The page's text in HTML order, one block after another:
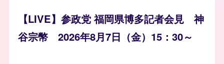
【LIVE】参政党 福岡県博多記者会見 神
谷宗幣 2026年8月7日（金）15：30～